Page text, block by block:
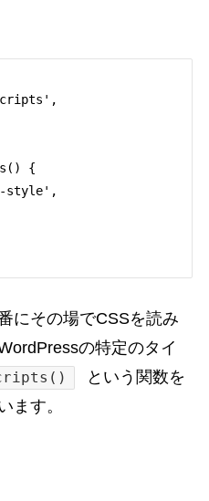
{
にその場でCSSを読み
の特定のタイ
という関数を
ます。